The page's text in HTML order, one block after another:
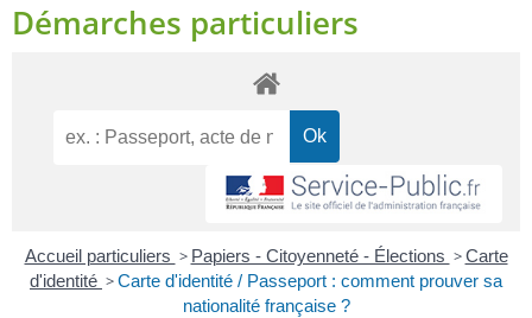
Démarches particuliers
Accueil particuliers > Papiers - Citoyenneté - Élections > Carte
d'identité >Carte d'identité / Passeport : comment prouver sa
nationalité française ?